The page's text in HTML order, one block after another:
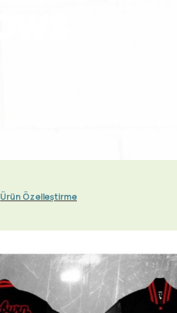
Ürün Özelleştirme